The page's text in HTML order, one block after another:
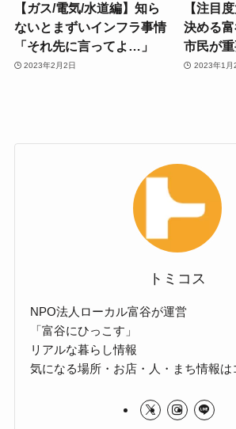
【ガス/電気/水道編】知ら
ないとまずいインフラ事情
「それ先に言ってよ…」
2023年2月2日
【注目
決める
市民が
2023年1月
トミコス
NPO法人ローカル富谷が運営
「富谷にひっこす」
リアルな暮らし情報
気になる場所・お店・人・まち情報は